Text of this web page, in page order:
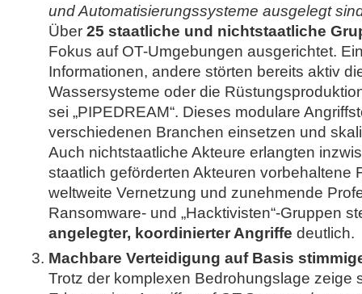
und Automatisierungssysteme ausgelegt
Über 25 staatliche und nichtstaatliche
Fokus auf OT-Umgebungen ausgerichtet.
Informationen, andere störten bereits aktiv
Wassersysteme oder die
sei „PIPEDREAM“. Dieses modulare
verschiedenen Branchen einsetzen und
Auch nichtstaatliche Akteure erlangten
staatlich geförderten Akteuren vorbehaltene
weltweite Vernetzung und zunehmende
Ransomware- und „Hacktivisten“-Gruppen
angelegter, koordinierter Angriffe deutlich.
Machbare Verteidigung auf Basis
Trotz der komplexen Bedrohungslage zeige